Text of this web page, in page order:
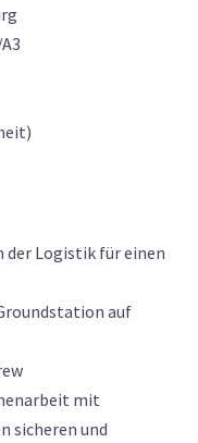
Logistik für einen
auf
mit
sicheren und